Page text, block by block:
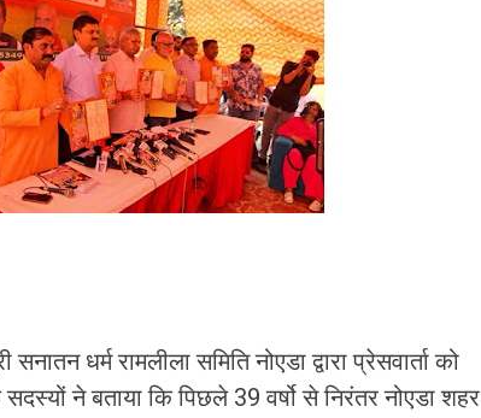
धर्म रामलीला समिति नोएडा द्वारा प्रेसवार्ता को
ने बताया कि पिछले 39 वर्षो से निरंतर नोएडा शहर